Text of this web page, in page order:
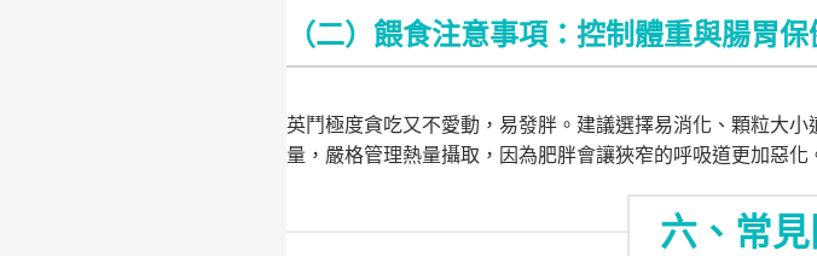
（二）餵食注意事項：控制體重與腸胃保
英鬥極度貪吃又不愛動，易發胖。建議選擇易消化、顆粒大
量，嚴格管理熱量攝取，因為肥胖會讓狹窄的呼吸道更加惡化
六、常